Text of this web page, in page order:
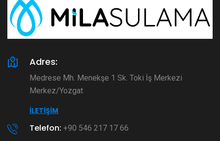
Adres:
Medrese Mh. Menekşe 1 Sk. Toki İş Merkezi
Merkez/Yozgat
İLETIŞIM
Telefon: +90 546 217 17 66